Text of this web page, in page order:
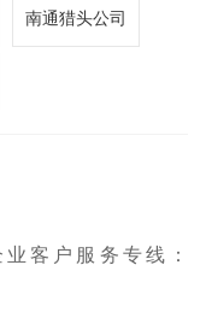
南通猎头公司
客户服务专线：